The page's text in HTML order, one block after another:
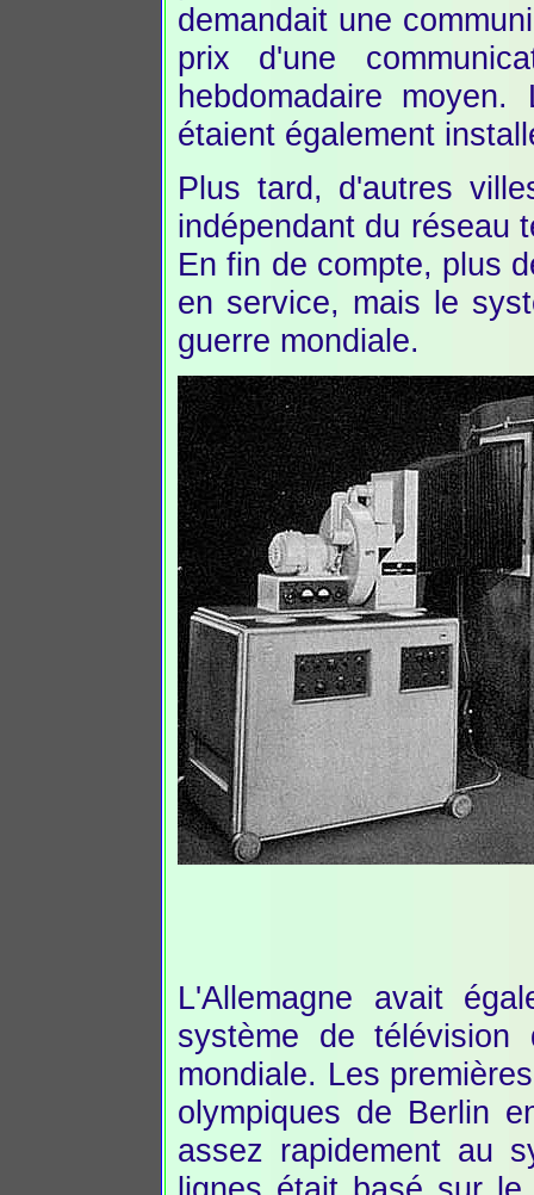
demandait une
prix d'une
hebdomadaire
étaient également
Plus tard, d'autres
indépendant du réseau
En fin de compte, plus
en service, mais le
guerre mondiale.
L'Allemagne avait
système de télévision
mondiale. Les
olympiques de Berlin
assez rapidement au